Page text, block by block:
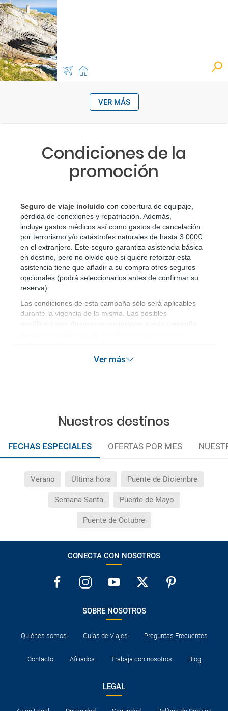
VER MÁS
Condiciones de la
promoción
Seguro de viaje incluido con cobertura de equipaje,
pérdida de conexiones y repatriación. Además,
incluye gastos médicos así como gastos de cancelación
por terrorismo y/o catástrofes naturales de hasta 3.000€
en el extranjero. Este seguro garantiza asistencia básica
en destino, pero no olvide que si quiere reforzar esta
asistencia tiene que añadir a su compra otros seguros
opcionales (podrá seleccionarlos antes de confirmar su
reserva)
Las condiciones de esta campaña sólo será aplicables
durante la vigencia de la misma. Las posibles
modificaciones de reserva posteriores a esta campaña
Ver más
Nuestros destinos
FECHAS ESPECIALES OFERTAS POR MES
Verano Última hora Puente de Diciembre
Semana Santa Puente de Mayo
Puente de Octubre
CONECTA CON NOSOTROS
SOBRE NOSOTROS
Quiénes somos Guías de Viajes Preguntas Frecuentes
Contacto Afiliados Trabaja con nosotros Blog
LEGAL